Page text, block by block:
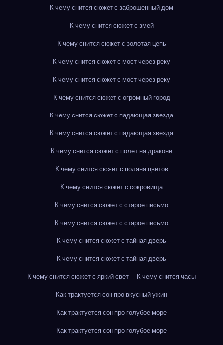
К чему снится сюжет с заброшенный дом
К чему снится сюжет с змей
К чему снится сюжет с золотая цепь
К чему снится сюжет с мост через реку
К чему снится сюжет с мост через реку
К чему снится сюжет с огромный город
К чему снится сюжет с падающая звезда
К чему снится сюжет с падающая звезда
К чему снится сюжет с полет на драконе
К чему снится сюжет с поляна цветов
К чему снится сюжет с сокровища
К чему снится сюжет с старое письмо
К чему снится сюжет с старое письмо
К чему снится сюжет с тайная дверь
К чему снится сюжет с тайная дверь
К чему снится сюжет с яркий свет
К чему снится часы
Как трактуется сон про вкусный ужин
Как трактуется сон про голубое море
Как трактуется сон про голубое море